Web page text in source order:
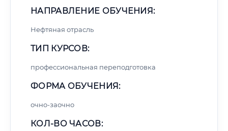
НАПРАВЛЕНИЕ ОБУЧЕНИЯ:
Нефтяная отрасль
ТИП КУРСОВ:
профессиональная переподготовка
ФОРМА ОБУЧЕНИЯ:
очно-заочно
КОЛ-ВО ЧАСОВ: